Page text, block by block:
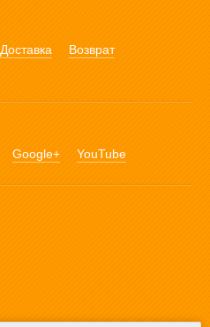
Доставка
Возврат
Google+ YouTube